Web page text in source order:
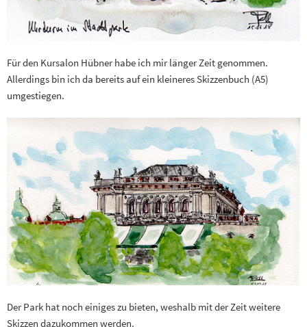
Für den Kursalon Hübner habe ich mir länger Zeit genommen.
Allerdings bin ich da bereits auf ein kleineres Skizzenbuch (A5)
umgestiegen.
Der Park hat noch einiges zu bieten, weshalb mit der Zeit weitere
Skizzen dazukommen werden.